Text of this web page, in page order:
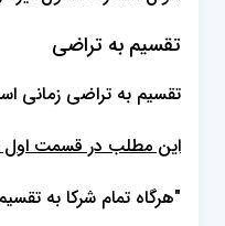
تقسیم به تراضی
تقسیم به تراضی زمانی
این مطلب در قسمت اول ماده ٥٩١ قانون مدنی بدین نحو
"هرگاه تمام شرکا به